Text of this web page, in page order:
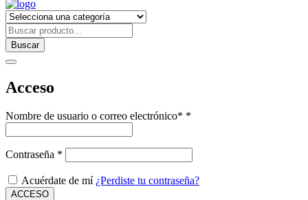
Buscar
Acceso
Nombre de usuario o correo electrónico* *
Contraseña *
Acuérdate de mí¿Perdiste tu contraseña?